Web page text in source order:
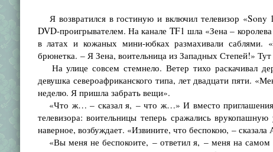
Я возвратился в гостиную и включил телевизор
DVD-проигрывате­лем. На канале TF1 шла «Зена –
в латах и кожаных мини-юбках размахивали саблями.
брюнетка. – Я Зена, воительница из Западных Степей!»
На улице совсем стемнело. Ветер тихо раскачивал
девушка североаф­риканского типа, лет двадцати пяти.
неделю. Я пришла забрать вещи».
«Что ж… – сказал я, – что ж…» И вместо приглашения
телевизора: вои­тельницы теперь сражались
наверное, возбуждает. «Изви­ните, что беспокою, –
«Вы меня не беспокоите, – ответил я, – меня на самом